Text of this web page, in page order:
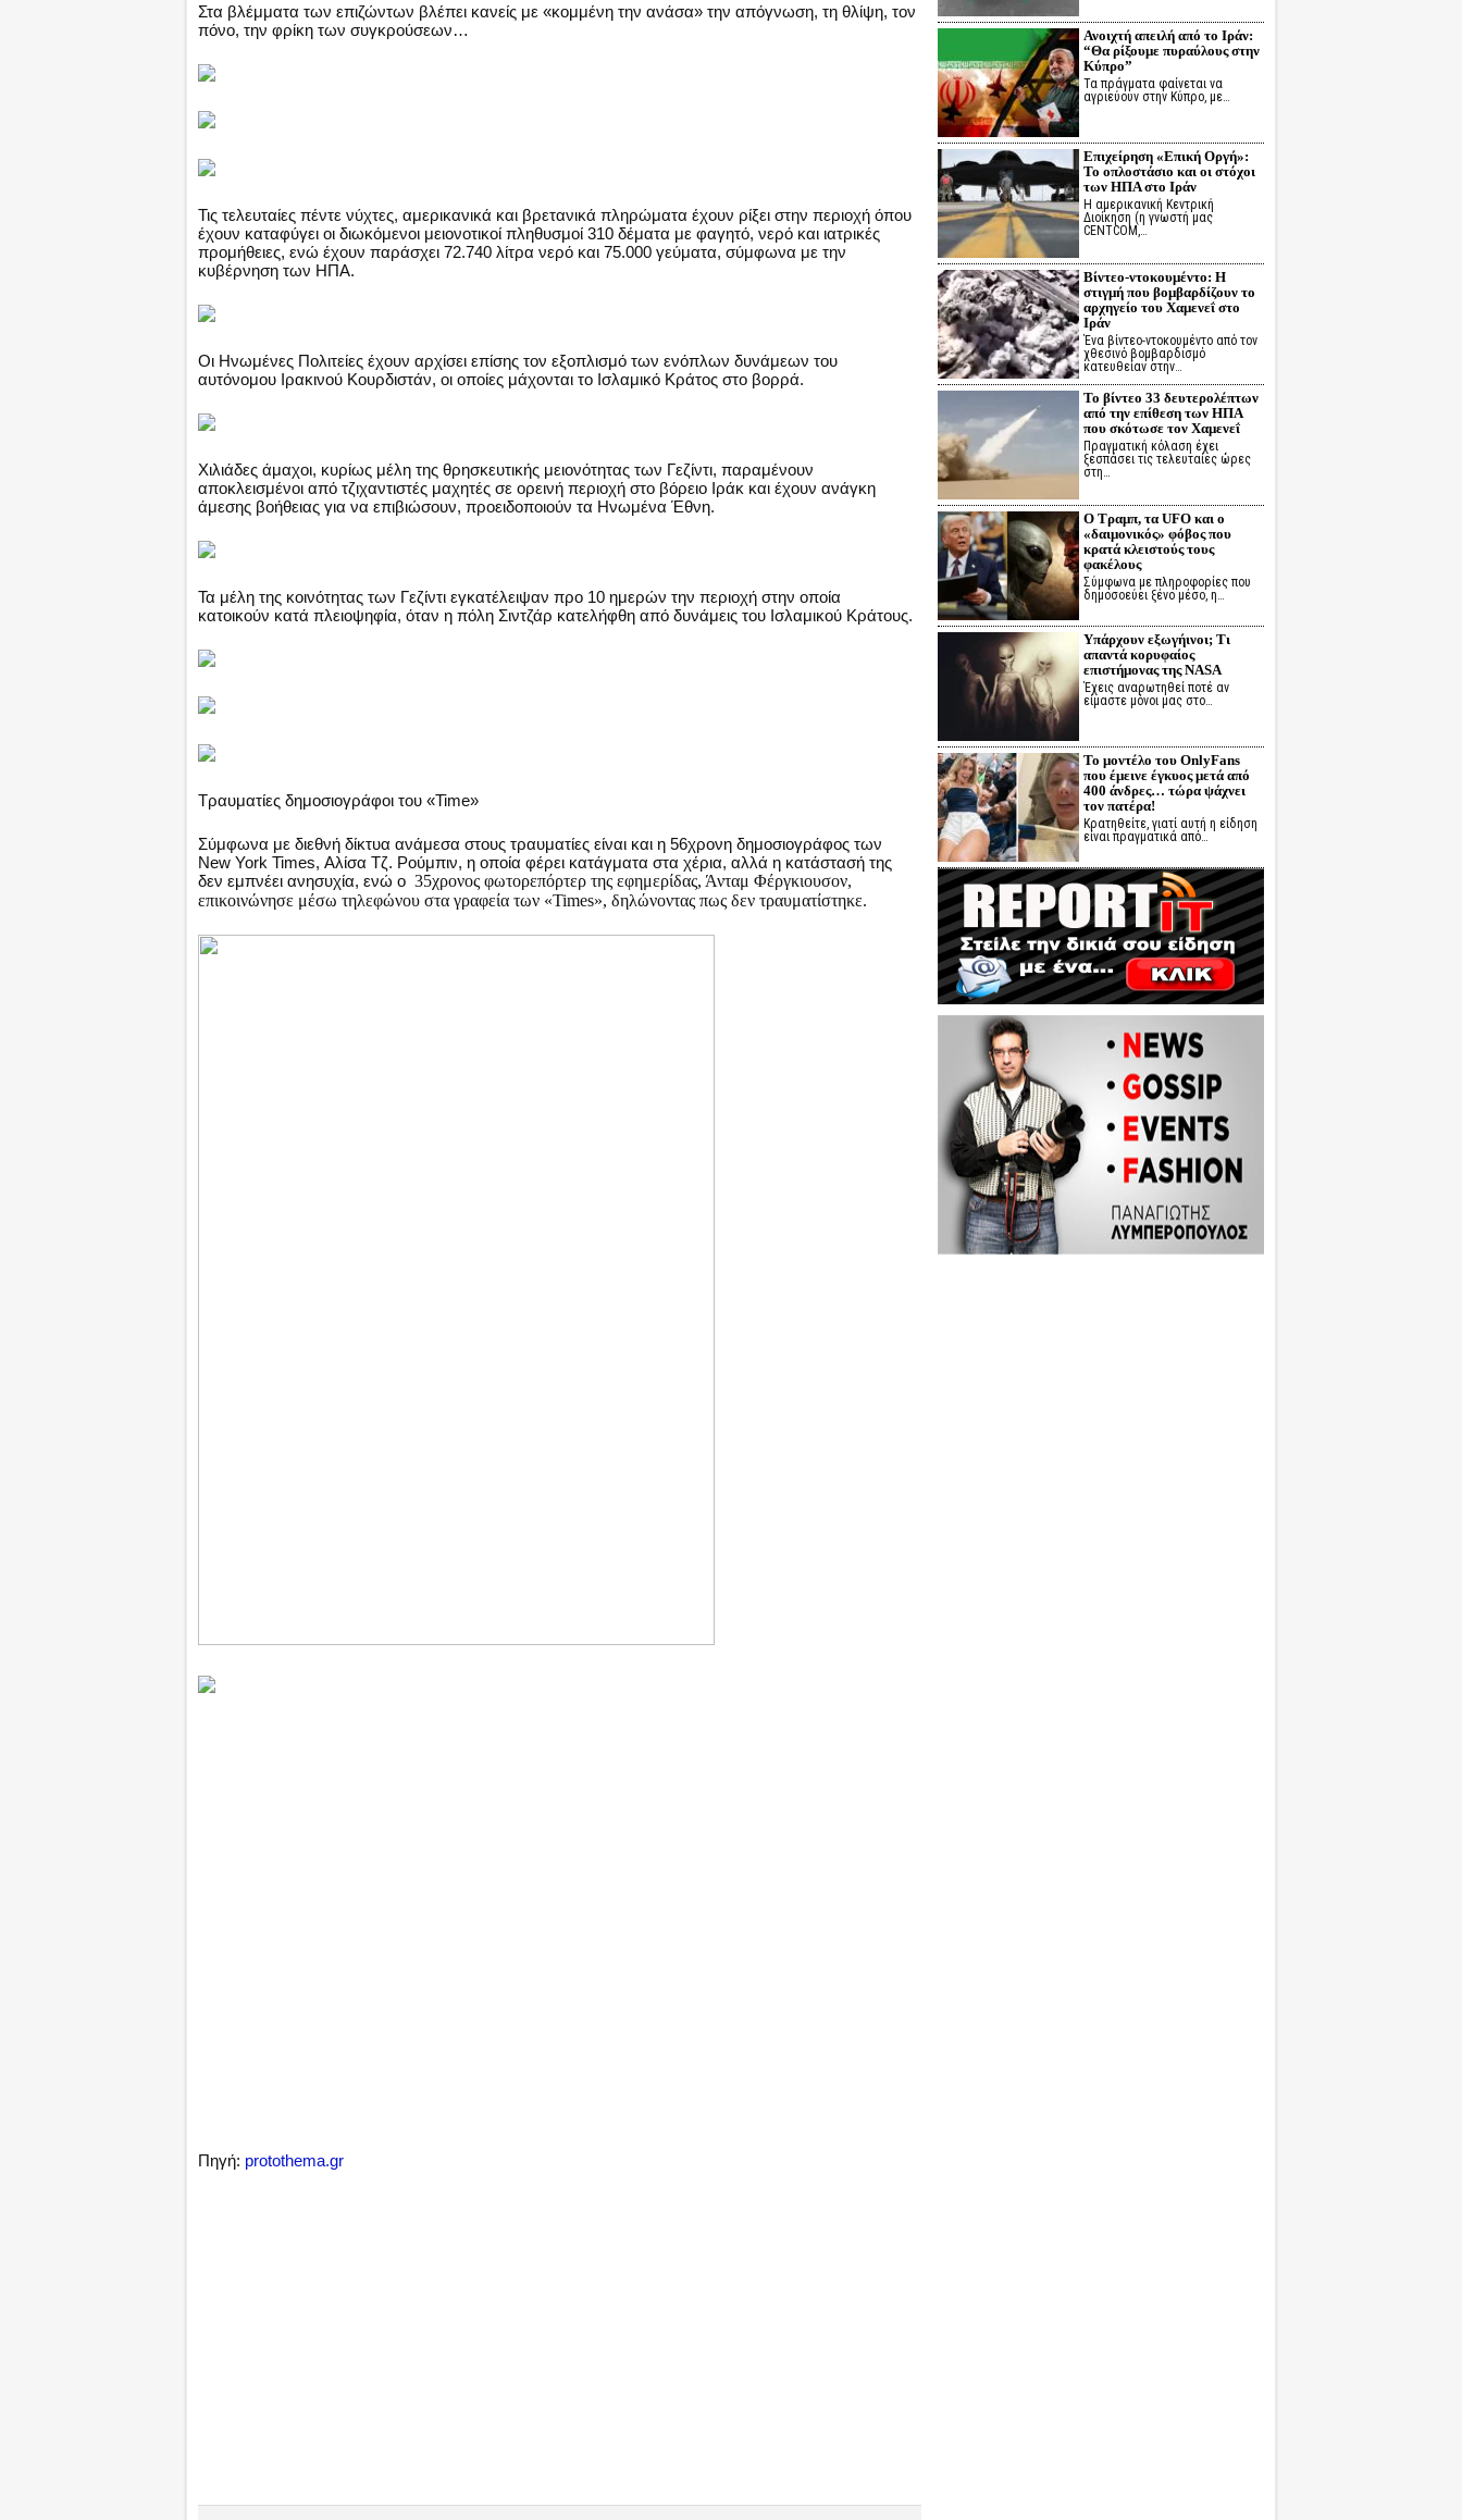
Στα βλέμματα των επιζώντων βλέπει κανείς με «κομμένη την ανάσα» την απόγνωση, τη θλίψη, τον
πόνο, την φρίκη των συγκρούσεων…
Τις τελευταίες πέντε νύχτες, αμερικανικά και βρετανικά πληρώματα έχουν ρίξει στην περιοχή όπου
έχουν καταφύγει οι διωκόμενοι μειονοτικοί πληθυσμοί 310 δέματα με φαγητό, νερό και ιατρικές
προμήθειες, ενώ έχουν παράσχει 72.740 λίτρα νερό και 75.000 γεύματα, σύμφωνα με την
κυβέρνηση των ΗΠΑ.
Οι Ηνωμένες Πολιτείες έχουν αρχίσει επίσης τον εξοπλισμό των ενόπλων δυνάμεων του
αυτόνομου Ιρακινού Κουρδιστάν, οι οποίες μάχονται το Ισλαμικό Κράτος στο βορρά.
Χιλιάδες άμαχοι, κυρίως μέλη της θρησκευτικής μειονότητας των Γεζίντι, παραμένουν
αποκλεισμένοι από τζιχαντιστές μαχητές σε ορεινή περιοχή στο βόρειο Ιράκ και έχουν ανάγκη
άμεσης βοήθειας για να επιβιώσουν, προειδοποιούν τα Ηνωμένα Έθνη.
Τα μέλη της κοινότητας των Γεζίντι εγκατέλειψαν προ 10 ημερών την περιοχή στην οποία
κατοικούν κατά πλειοψηφία, όταν η πόλη Σιντζάρ κατελήφθη από δυνάμεις του Ισλαμικού Κράτους.
Τραυματίες δημοσιογράφοι του «Time»
Σύμφωνα με διεθνή δίκτυα ανάμεσα στους τραυματίες είναι και η 56χρονη δημοσιογράφος των
New York Times, Αλίσα Τζ. Ρούμπιν, η οποία φέρει κατάγματα στα χέρια, αλλά η κατάστασή της
δεν εμπνέει ανησυχία, ενώ ο 35χρονος φωτορεπόρτερ της εφημερίδας, Άνταμ Φέργκιουσον,
επικοινώνησε μέσω τηλεφώνου στα γραφεία των «Times», δηλώνοντας πως δεν τραυματίστηκε.
Πηγή: protothema.gr
Ανοιχτή απειλή από το Ιράν:
“Θα ρίξουμε πυραύλους στην
Κύπρο”
Τα πράγματα φαίνεται να
αγριεύουν στην Κύπρο, με…
Επιχείρηση «Επική Οργή»:
Το οπλοστάσιο και οι στόχοι
των ΗΠΑ στο Ιράν
Η αμερικανική Κεντρική
Διοίκηση (η γνωστή μας
CENTCOM,…
Βίντεο-ντοκουμέντο: Η
στιγμή που βομβαρδίζουν το
αρχηγείο του Χαμενεΐ στο
Ιράν
Ένα βίντεο-ντοκουμέντο από τον
χθεσινό βομβαρδισμό
κατευθείαν στην…
Το βίντεο 33 δευτερολέπτων
από την επίθεση των ΗΠΑ
που σκότωσε τον Χαμενεΐ
Πραγματική κόλαση έχει
ξεσπάσει τις τελευταίες ώρες
στη…
Ο Τραμπ, τα UFO και ο
«δαιμονικός» φόβος που
κρατά κλειστούς τους
φακέλους
Σύμφωνα με πληροφορίες που
δημοσοεύει ξένο μέσο, η…
Υπάρχουν εξωγήινοι; Τι
απαντά κορυφαίος
επιστήμονας της NASA
Έχεις αναρωτηθεί ποτέ αν
είμαστε μόνοι μας στο…
Το μοντέλο του OnlyFans
που έμεινε έγκυος μετά από
400 άνδρες… τώρα ψάχνει
τον πατέρα!
Κρατηθείτε, γιατί αυτή η είδηση
είναι πραγματικά από…